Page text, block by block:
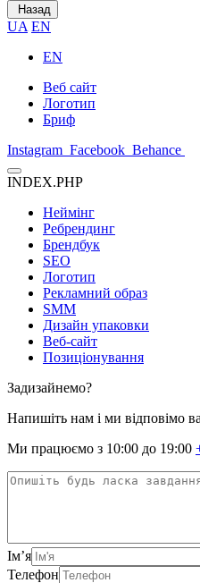
Назад
UA EN
EN
Веб сайт
Логотип
Бриф
Instagram Facebook Behance
INDEX.PHP
Неймінг
Ребрендинг
Брендбук
SEO
Логотип
Рекламний образ
SMM
Дизайн упаковки
Веб-сайт
Позиціонування
Задизайнемо?
Напишіть нам і ми відповімо
Ми працюємо з 10:00 до 19:00
Ім’я
Телефон